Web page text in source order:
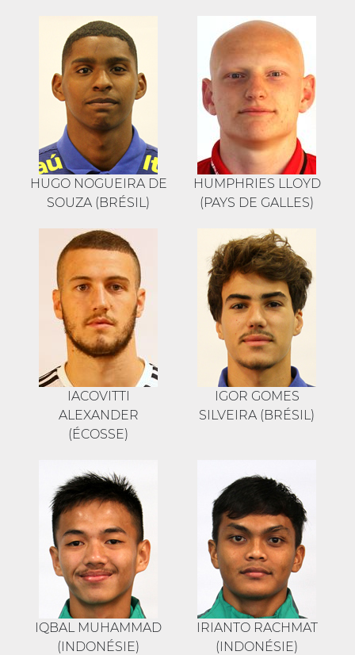
HUGO NOGUEIRA DE
SOUZA (BRÉSIL)
HUMPHRIES LLOYD
(PAYS DE GALLES)
IACOVITTI
ALEXANDER
(ÉCOSSE)
IGOR GOMES
SILVEIRA (BRÉSIL)
IQBAL MUHAMMAD
(INDONÉSIE)
IRIANTO RACHMAT
(INDONÉSIE)